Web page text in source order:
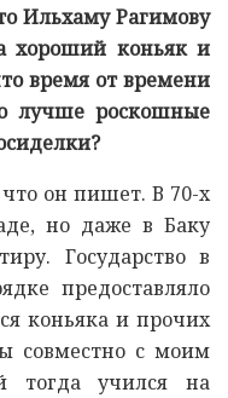
Ильхаму Рагимову
хороший коньяк и
время от времени
лучше роскошные
он пишет. В 70-х
но даже в Баку
Государство в
предоставляло
коньяка и прочих
совместно с моим
тогда учился на